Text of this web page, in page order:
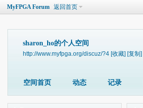
MyFPGA Forum 返回首页
sharon_ho的个人空间
http://www.myfpga.org/discuz/?4 [收藏] [复制]
空间首页 动态 记录